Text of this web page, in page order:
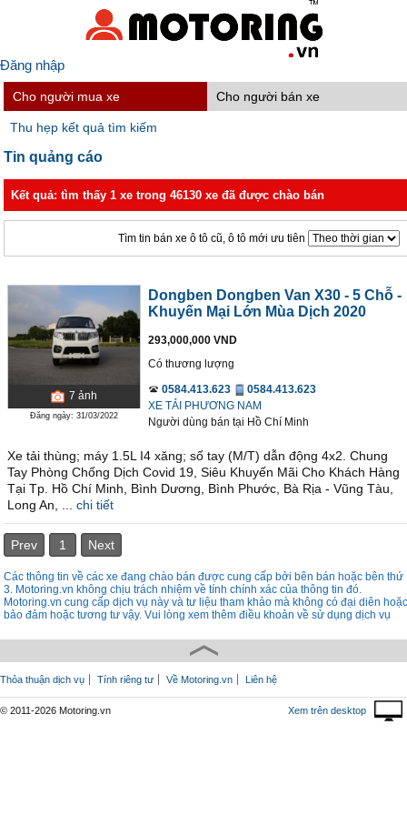
Đăng nhập
Cho người mua xe Cho người bán xe
Thu hẹp kết quả tìm kiếm
Tin quảng cáo
Kết quả: tìm thấy 1 xe trong 46130 xe đã được chào bán
Tìm tin bán xe ô tô cũ, ô tô mới ưu tiên
7 ảnh
Đăng ngày: 31/03/2022
Dongben Dongben Van X30 - 5 Chỗ -
Khuyến Mại Lớn Mùa Dịch 2020
293,000,000 VND
Có thương lượng
0584.413.623
0584.413.623
XE TẢI PHƯƠNG NAM
Người dùng bán tại Hồ Chí Minh
Xe tải thùng; máy 1.5L I4 xăng; số tay (M/T) dẫn động 4x2. Chung
Tay Phòng Chống Dịch Covid 19, Siêu Khuyến Mãi Cho Khách Hàng
Tại Tp. Hồ Chí Minh, Bình Dương, Bình Phước, Bà Rịa - Vũng Tàu,
Long An, ...
chi tiết
Prev 1 Next
Các thông tin về các xe đang chào bán được cung cấp bởi bên bán hoặc bên thứ
3. Motoring.vn không chịu trách nhiệm về tính chính xác của thông tin đó.
Motoring.vn cung cấp dịch vụ này và tư liệu tham khảo mà không có đại diên hoặc
bảo đảm hoặc tương tư vậy. Vui lòng xem thêm điều khoản về sử dụng dịch vụ
Thỏa thuận dịch vụ Tính riêng tư Về Motoring.vn Liên hệ
© 2011-2026 Motoring.vn Xem trên desktop